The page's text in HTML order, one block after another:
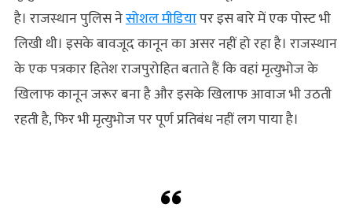
है। राजस्थान पुलिस नेसोशल मीडियापर इस बारे में एक पोस्ट भी
लिखी थी। इसके बावजूद कानून का असर नहीं हो रहा है। राजस्थान
के एक पत्रकार हितेश राजपुरोहित बताते हैं कि वहां मृत्युभोज के
खिलाफ कानून जरूर बना है और इसके खिलाफ आवाज भी उठती
रहती है, फिर भी मृत्युभोज पर पूर्ण प्रतिबंध नहीं लग पाया है।